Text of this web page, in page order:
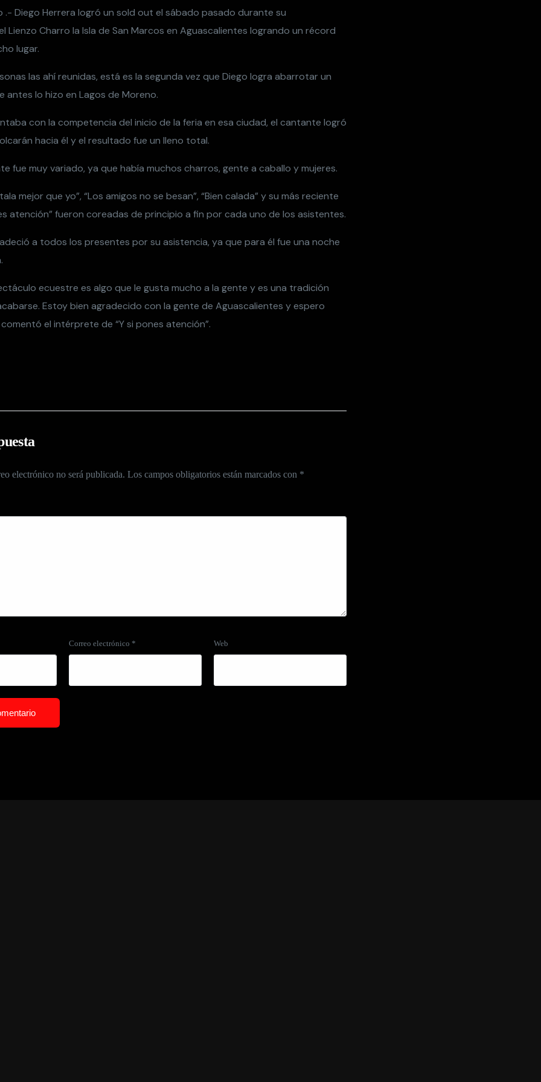
.- Diego Herrera logró un sold out el sábado pasado durante su
Lienzo Charro la Isla de San Marcos en Aguascalientes logrando un récord
lugar.
las ahí reunidas, está es la segunda vez que Diego logra abarrotar un
antes lo hizo en Lagos de Moreno.
con la competencia del inicio de la feria en esa ciudad, el cantante logró
hacia él y el resultado fue un lleno total.
fue muy variado, ya que había muchos charros, gente a caballo y mujeres.
mejor que yo”, “Los amigos no se besan”, “Bien calada” y su más reciente
atención” fueron coreadas de principio a fin por cada uno de los asistentes.
a todos los presentes por su asistencia, ya que para él fue una noche
ecuestre es algo que le gusta mucho a la gente y es una tradición
Estoy bien agradecido con la gente de Aguascalientes y espero
el intérprete de “Y si pones atención”.
electrónico no será publicada. Los campos obligatorios están marcados con *
Correo electrónico * Web